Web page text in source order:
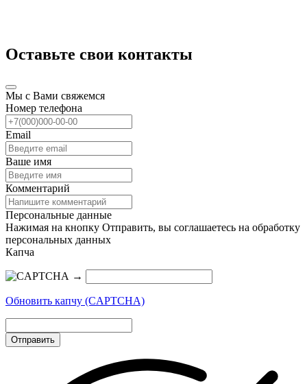
Оставьте свои контакты
Мы с Вами свяжемся
Номер телефона
Email
Ваше имя
Комментарий
Персональные данные
Нажимая на кнопку Отправить, вы соглашаетесь на обработку
персональных данных
Капча
→
Обновить капчу (CAPTCHA)
Отправить